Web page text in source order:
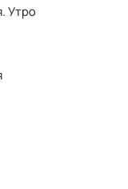
Утро